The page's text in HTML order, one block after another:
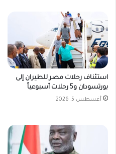
استئناف رحلات مصر للطيران إلى
بورتسودان و5 رحلات أسبوعياً
أغسطس 5, 2026